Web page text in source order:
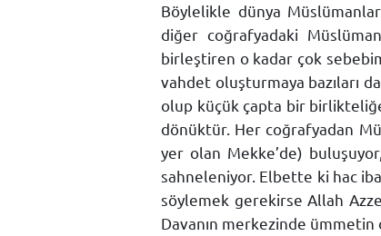
Böylelikle dünya
diğer coğrafyadaki
birleştiren o kadar çok
vahdet oluşturmaya bazıları
olup küçük çapta bir
dönüktür. Her coğrafyadan
yer olan Mekke’de)
sahneleniyor. Elbette ki hac
söylemek gerekirse Allah
Davanın merkezinde